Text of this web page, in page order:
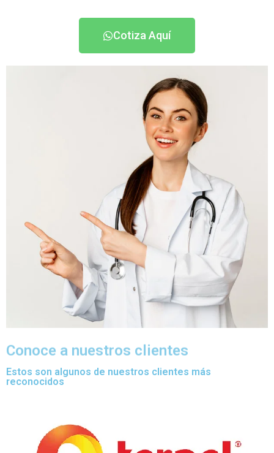
Cotiza Aquí
Conoce a nuestros clientes
Estos son algunos de nuestros clientes más
reconocidos